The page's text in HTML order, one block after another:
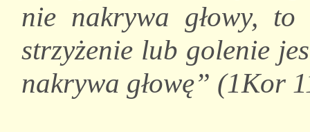
nie nakrywa głowy,
strzyżenie lub golenie
nakrywa głowę” (1Kor